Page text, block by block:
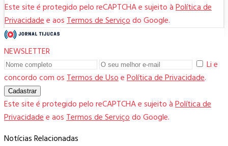
Este site é protegido pelo reCAPTCHA e sujeito àPolítica de
Privacidadee aosTermos de Serviçodo Google.
NEWSLETTER
Li e
concordo com osTermos de UsoePolítica de Privacidade.
Cadastrar
Este site é protegido pelo reCAPTCHA e sujeito àPolítica de
Privacidadee aosTermos de Serviçodo Google.
Notícias Relacionadas